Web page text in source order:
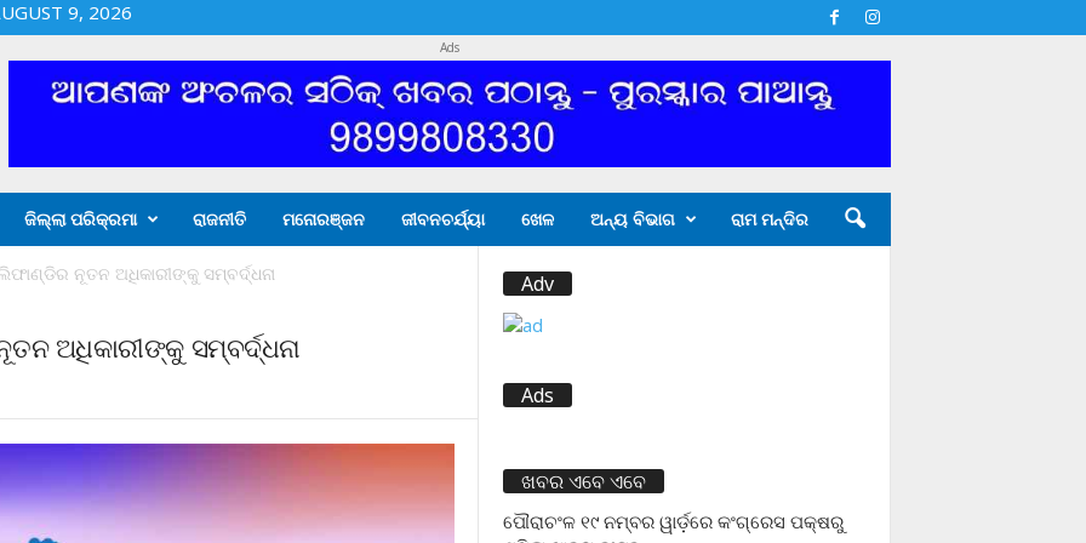
9, 2026
Ads
ଜିଲ୍ଲା ପରିକ୍ରମା ରାଜନୀତି ମନୋରଞ୍ଜନ ଜୀବନଚର୍ଯ୍ୟା ଖେଳ ଅନ୍ୟ ବିଭାଗ ରାମ ମନ୍ଦିର
ନୂତନ ଅଧିକାରୀଙ୍କୁ ସମ୍ବର୍ଦ୍ଧନା
ଅଧିକାରୀଙ୍କୁ ସମ୍ବର୍ଦ୍ଧନା
Adv
Ads
ଖବର ଏବେ ଏବେ
ପୌରାଚଂଳ ୧୯ ନମ୍ବର ୱାର୍ଡ଼ରେ କଂଗ୍ରେସ ପକ୍ଷରୁ